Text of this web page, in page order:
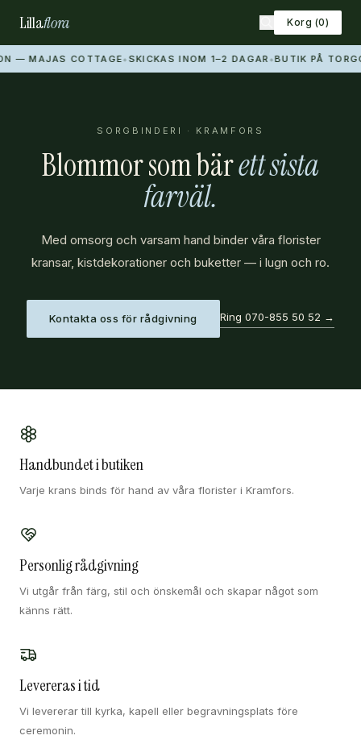
Lillaflora Korg (0)
MAJAS COTTAGE ◆SKICKAS INOM 1–2 DAGAR ◆BUTIK PÅ
SORGBINDERI · KRAMFORS
Blommor som bärett sista
farväl.
Med omsorg och varsam hand binder våra florister
kransar, kistdekorationer och buketter — i lugn och ro.
Kontakta oss för rådgivning Ring070-855 50 52 →
Handbundet i butiken
Varje krans binds för hand av våra florister i Kramfors.
Personlig rådgivning
Vi utgår från färg, stil och önskemål och skapar något som
känns rätt.
Levereras i tid
Vi levererar till kyrka, kapell eller begravningsplats före
ceremonin.